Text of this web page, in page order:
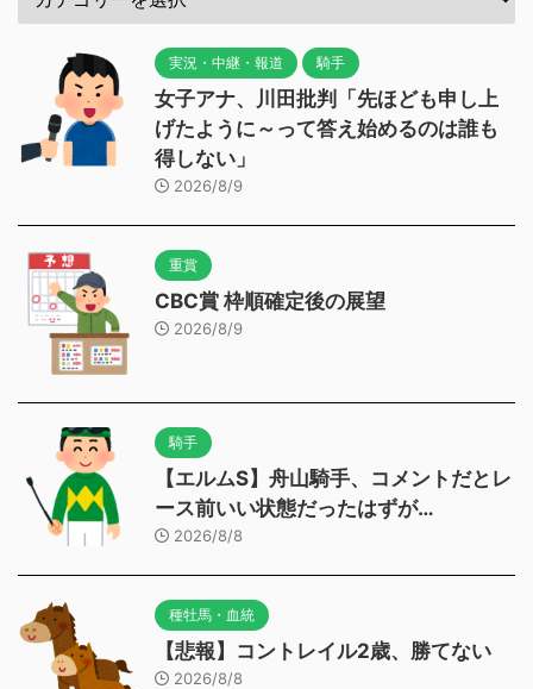
実況・中継・報道 騎手
女子アナ、川田批判「先ほども申し上
げたように～って答え始めるのは誰も
得しない」
2026/8/9
重賞
CBC賞 枠順確定後の展望
2026/8/9
騎手
【エルムS】舟山騎手、コメントだとレ
ース前いい状態だったはずが…
2026/8/8
種牡馬・血統
【悲報】コントレイル2歳、勝てない
2026/8/8